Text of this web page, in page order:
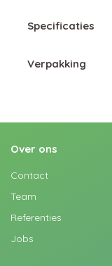
Specificaties
Verpakking
Over ons
Contact
Team
Referenties
Jobs